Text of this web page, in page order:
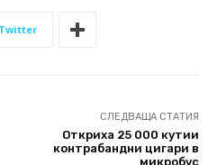
Twitter
СЛЕДВАЩА СТАТИЯ
Откриха 25 000 кутии
контрабандни цигари в
микробус